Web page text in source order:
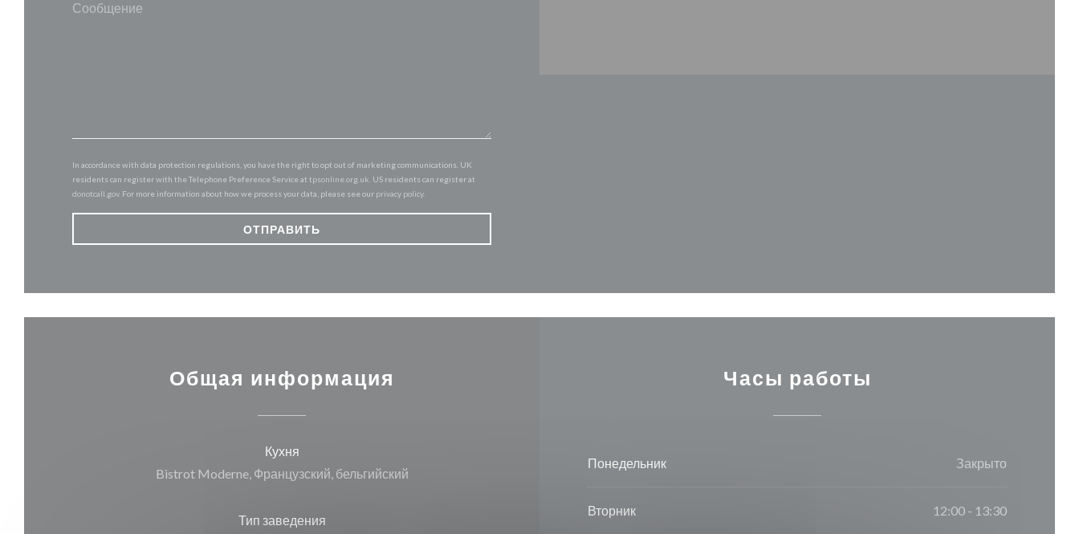
In accordance with data protection regulations, you have the right to opt out of marketing communications. UK
residents can register with the Telephone Preference Service at tpsonline.org.uk . US residents can register at
donotcall.gov. For more information about how we process your data, please see our privacy policy.
Общая информация
Кухня
Bistrot Moderne, Французский, бельгийский
Тип заведения
Часы работы
Понедельник Закрыто
Вторник 12:00 - 13:30